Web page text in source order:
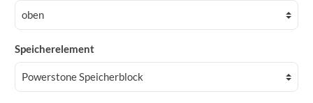
Speicherelement